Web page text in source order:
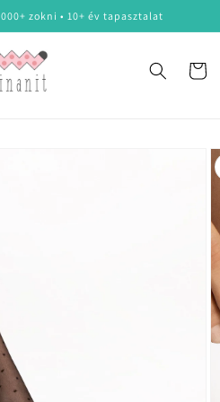
zokni • 10+ év tapasztalat
Kosár